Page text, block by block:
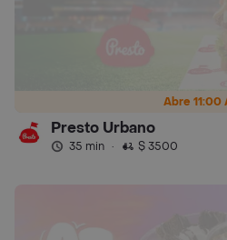
Abre 11:00
Presto Urbano
35 min · $ 3500